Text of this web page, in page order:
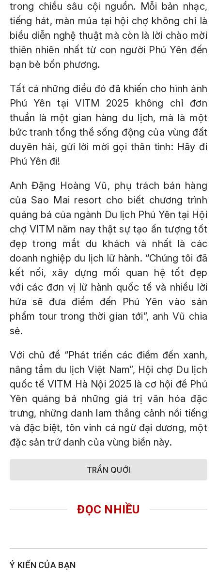
trong chiều sâu cội nguồn. Mỗi bản nhạc,
tiếng hát, màn múa tại hội chợ không chỉ là
biểu diễn nghệ thuật mà còn là lời chào mời
thiên nhiên nhất từ con người Phú Yên đến
bạn bè bốn phương.
Tất cả những điều đó đã khiến cho hình ảnh
Phú Yên tại VITM 2025 không chỉ đơn
thuần là một gian hàng du lịch, mà là một
bức tranh tổng thể sống động của vùng đất
duyên hải, gửi lời mời gọi thân tình: Hãy đi
Phú Yên đi!
Anh Đặng Hoàng Vũ, phụ trách bán hàng
của Sao Mai resort cho biết chương trình
quảng bá của ngành Du lịch Phú Yên tại Hội
chợ VITM năm nay thật sự tạo ấn tượng tốt
đẹp trong mắt du khách và nhất là các
doanh nghiệp du lịch lữ hành. “Chúng tôi đã
kết nối, xây dựng mối quan hệ tốt đẹp
với các đơn vị lữ hành quốc tế và nhiều lời
hứa sẽ đưa điểm đến Phú Yên vào sản
phẩm tour trong thời gian tới”, anh Vũ chia
sẻ.
Với chủ đề “Phát triển các điểm đến xanh,
nâng tầm du lịch Việt Nam”, Hội chợ Du lịch
quốc tế VITM Hà Nội 2025 là cơ hội để Phú
Yên quảng bá những giá trị văn hóa đặc
trưng, những danh lam thắng cảnh nổi tiếng
và đặc biệt, tôn vinh cá ngừ đại dương, một
đặc sản trứ danh của vùng biển này.
TRẦN QUỚI
ĐỌC NHIỀU
Ý KIẾN CỦA BẠN